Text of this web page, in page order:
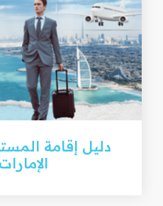
دليل إقامة
الإمارات 2024